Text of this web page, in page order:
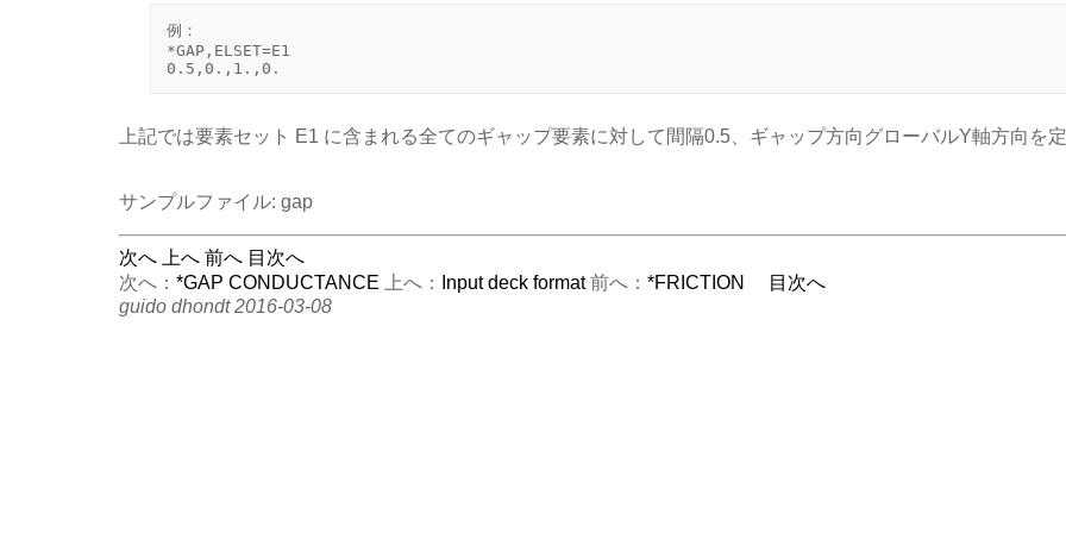
例：
*GAP,ELSET=E1
上記では要素セット E1 に含まれる全てのギャップ要素に対して間隔0.5、ギャップ方向グローバルY軸方向を定
サンプルファイル: gap
次へ 上へ 前へ 目次へ
次へ： *GAP CONDUCTANCE 上へ： Input deck format前へ： *FRICTION
目次へ
guido dhondt 2016-03-08